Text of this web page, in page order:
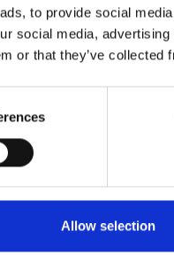
to provide social
social media,
or that they’ve
Allow selection